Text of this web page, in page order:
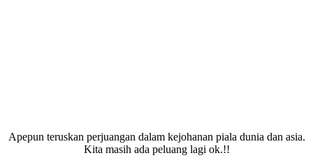
Apepun teruskan perjuangan dalam kejohanan piala dunia dan asia.
Kita masih ada peluang lagi ok.!!